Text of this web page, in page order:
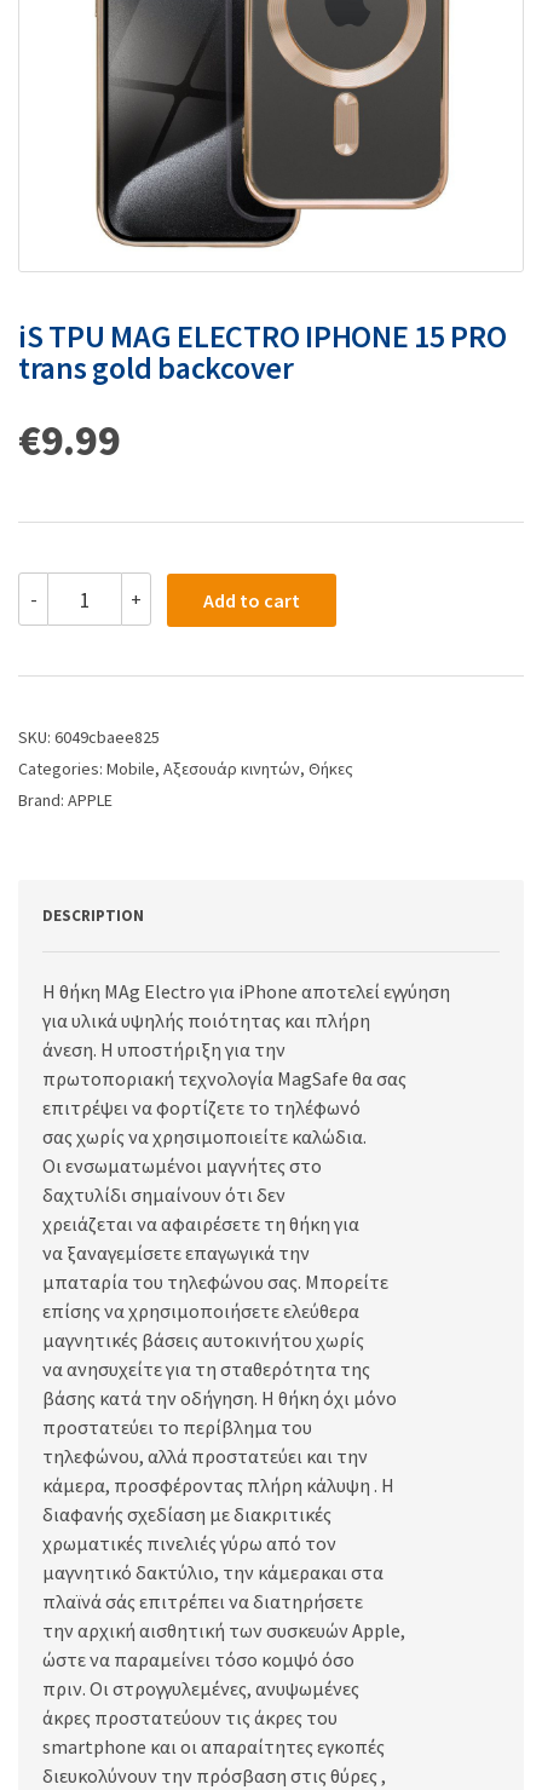
iS TPU MAG ELECTRO IPHONE 15 PRO
trans gold backcover
€9.99
- + Add to cart
SKU: 6049cbaee825
Categories: Mobile, Αξεσουάρ κινητών, Θήκες
Brand: APPLE
DESCRIPTION
Η θήκη MAg Electro για iPhone αποτελεί εγγύηση
για υλικά υψηλής ποιότητας και πλήρη
άνεση. Η υποστήριξη για την
πρωτοποριακή τεχνολογία MagSafe θα σας
επιτρέψει να φορτίζετε το τηλέφωνό
σας χωρίς να χρησιμοποιείτε καλώδια.
Οι ενσωματωμένοι μαγνήτες στο
δαχτυλίδι σημαίνουν ότι δεν
χρειάζεται να αφαιρέσετε τη θήκη για
να ξαναγεμίσετε επαγωγικά την
μπαταρία του τηλεφώνου σας. Μπορείτε
επίσης να χρησιμοποιήσετε ελεύθερα
μαγνητικές βάσεις αυτοκινήτου χωρίς
να ανησυχείτε για τη σταθερότητα της
βάσης κατά την οδήγηση. Η θήκη όχι μόνο
προστατεύει το περίβλημα του
τηλεφώνου, αλλά προστατεύει και την
κάμερα, προσφέροντας πλήρη κάλυψη . Η
διαφανής σχεδίαση με διακριτικές
χρωματικές πινελιές γύρω από τον
μαγνητικό δακτύλιο, την κάμερακαι στα
πλαϊνά σάς επιτρέπει να διατηρήσετε
την αρχική αισθητική των συσκευών Apple,
ώστε να παραμείνει τόσο κομψό όσο
πριν. Οι στρογγυλεμένες, ανυψωμένες
άκρες προστατεύουν τις άκρες του
smartphone και οι απαραίτητες εγκοπές
διευκολύνουν την πρόσβαση στις θύρες ,